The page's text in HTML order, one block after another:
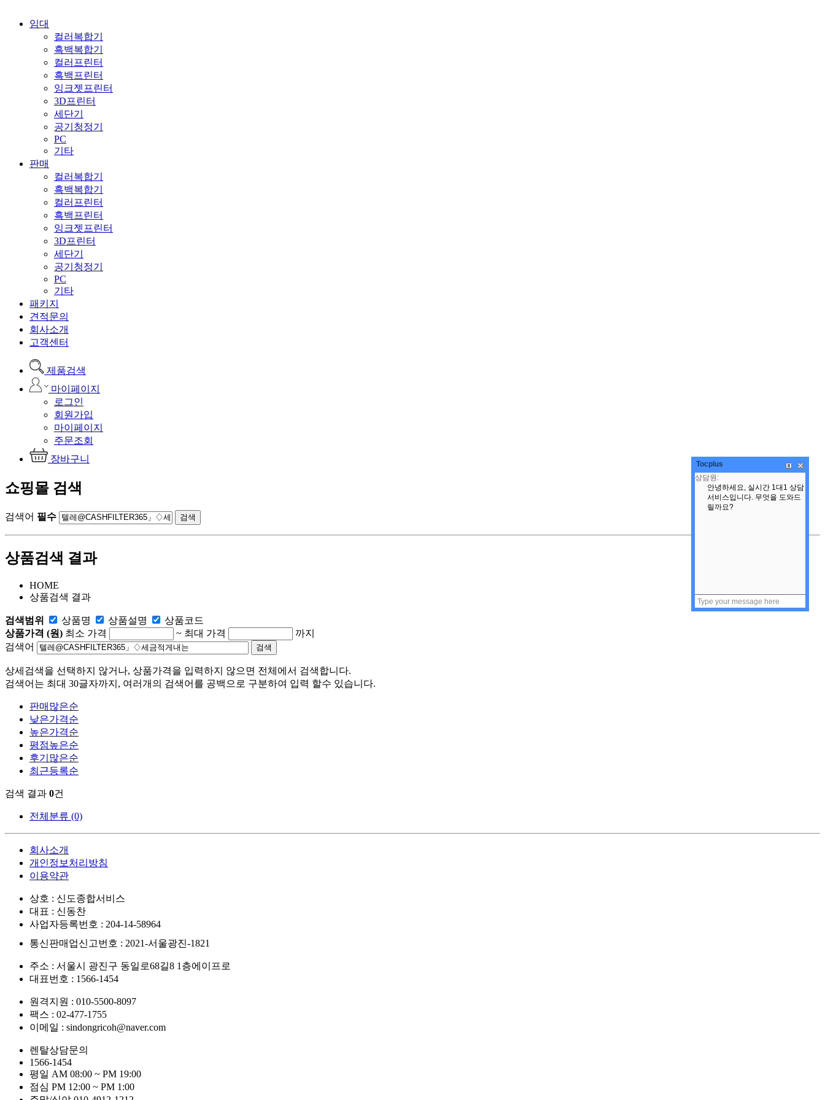
임대
컬러복합기
흑백복합기
컬러프린터
흑백프린터
잉크젯프린터
3D프린터
세단기
공기청정기
PC
기타
판매
컬러복합기
흑백복합기
컬러프린터
흑백프린터
잉크젯프린터
3D프린터
세단기
공기청정기
PC
기타
패키지
견적문의
회사소개
고객센터
제품검색
마이페이지
로그인
회원가입
마이페이지
주문조회
장바구니
쇼핑몰 검색
검색어 필수
상품검색 결과
HOME
상품검색 결과
검색범위 상품명 상품설명
상품코드
상품가격 (원) 최소 가격 ~ 최대 가격
까지
검색어
상세검색을 선택하지 않거나, 상품가격을 입력하지 않으면 전체에서 검색합니다.
검색어는 최대 30글자까지, 여러개의 검색어를 공백으로 구분하여 입력 할수 있습니다.
판매많은순
낮은가격순
높은가격순
평점높은순
후기많은순
최근등록순
검색 결과 0건
전체분류 (0)
회사소개
개인정보처리방침
이용약관
상호 : 신도종합서비스
대표 : 신동찬
사업자등록번호 : 204-14-58964
통신판매업신고번호 : 2021-서울광진-1821
주소 : 서울시 광진구 동일로68길8 1층에이프로
대표번호 : 1566-1454
원격지원 : 010-5500-8097
팩스 : 02-477-1755
이메일 : sindongricoh@naver.com
렌탈상담문의
1566-1454
평일 AM 08:00 ~ PM 19:00
점심 PM 12:00 ~ PM 1:00
Tocplus